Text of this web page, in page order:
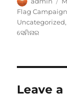
Flag
Uncategorized
ସେମିନାର
Leave